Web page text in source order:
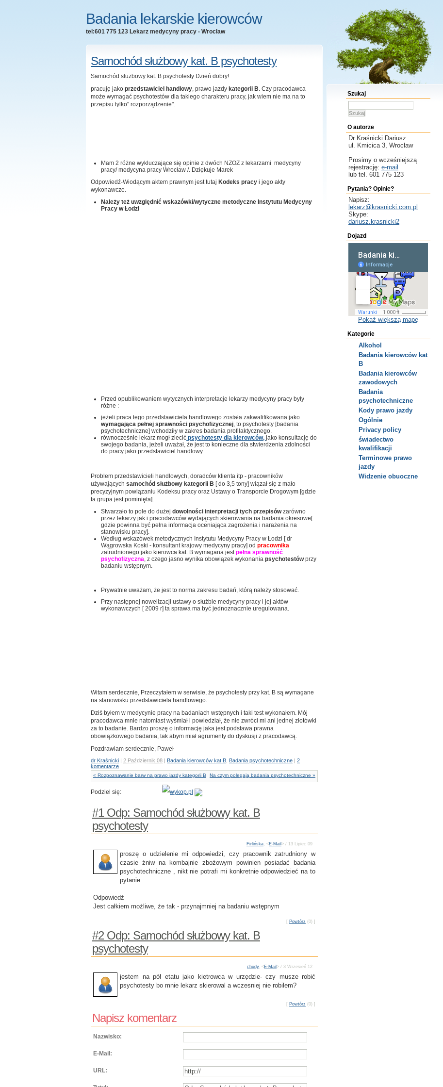
Badania lekarskie kierowców
tel:601 775 123 Lekarz medycyny pracy - Wrocław
Samochód służbowy kat. B psychotesty
Samochód służbowy kat. B psychotesty Dzień dobry!
pracuję jako przedstawiciel handlowy, prawo jazdy kategorii B. Czy pracodawca
może wymagać psychotestów dla takiego charakteru pracy, jak wiem nie ma na to
przepisu tylko" rozporządzenie".
Mam 2 różne wykluczające się opinie z dwóch NZOZ z lekarzami medycyny
pracy/ medycyna pracy Wrocław /. Dziękuje Marek
Odpowiedź-Wiodącym aktem prawnym jest tutaj Kodeks pracy i jego akty
wykonawcze.
Należy też uwzględnić wskazówki/wytyczne metodyczne Instytutu Medycyny
Pracy w Łodzi
Przed opublikowaniem wytycznych interpretacje lekarzy medycyny pracy były
różne :
jeżeli praca tego przedstawiciela handlowego została zakwalifikowana jako
wymagająca pełnej sprawności psychofizycznej, to psychotesty [badania
psychotechniczne] wchodziły w zakres badania profilaktycznego.
równocześnie lekarz mogł zlecić psychotesty dla kierowców, jako konsultację do
swojego badania, jeżeli uważał, że jest to konieczne dla stwierdzenia zdolności
do pracy jako przedstawiciel handlowy
Problem przedstawicieli handlowych, doradców klienta itp - pracowników
używających samochód służbowy kategorii B [ do 3,5 tony] wiązał się z mało
precyzyjnym powiązaniu Kodeksu pracy oraz Ustawy o Transporcie Drogowym [gdzie
ta grupa jest pominięta].
Stwarzało to pole do dużej dowolności interpretacji tych przepisówzarówno
przez lekarzy jak i pracodawców wydających skierowania na badania okresowe[
gdzie powinna być pełna informacja oceniająca zagrożenia i narażenia na
stanowisku pracy].
Według wskazówek metodycznych Instytutu Medycyny Pracy w Łodzi [ dr
Wągrowska Koski - konsultant krajowy medycyny pracy] od pracownika
zatrudnionego jako kierowca kat. B wymagana jestpełna sprawność
psychofizyczna, z czego jasno wynika obowiązek wykonania psychotestówprzy
badaniu wstępnym.
Prywatnie uważam, że jest to norma zakresu badań, którą należy stosować.
Przy następnej nowelizacji ustawy o służbie medycyny pracy i jej aktów
wykonawczych [ 2009 r] ta sprawa ma być jednoznacznie uregulowana.
Witam serdecznie, Przeczytałem w serwisie, że psychotesty przy kat. B są wymagane
na stanowisku przedstawiciela handlowego.
Dziś byłem w medycynie pracy na badaniach wstępnych i taki test wykonałem. Mój
pracodawca mnie natomiast wyśmiał i powiedział, że nie zwróci mi ani jednej złotówki
za to badanie. Bardzo proszę o informację jaka jest podstawa prawna
obowiązkowego badania, tak abym miał agrumenty do dyskusji z pracodawcą.
Pozdrawiam serdecznie, Paweł
dr Kraśnicki | 2 Październik 08 | Badania kierowców kat B Badania psychotechniczne | 2
komentarze
« Rozpoznawanie barw na prawo jazdy kategorii B Na czym polegają badania psychotechniczne »
Podziel się:
#1 Odp: Samochód służbowy kat. B
psychotesty
Firlińska, <E-Mail > / 13 Lipiec 09
proszę o udzielenie mi odpowiedzi, czy pracownik zatrudniony w
czasie żniw na kombajnie zbożowym powinien posiadać badania
psychotechniczne , nikt nie potrafi mi konkretnie odpowiedzieć na to
pytanie
Odpowiedź
Jest całkiem możliwe, że tak - przynajmniej na badaniu wstępnym
[ Powtórz (0) ]
#2 Odp: Samochód służbowy kat. B
psychotesty
chudy, <E-Mail > / 3 Wrzesień 12
jestem na pół etatu jako kietrowca w urzędzie- czy musze robić
psychotesty bo mnie lekarz skierowal a wczesniej nie robilem?
[ Powtórz (0) ]
Napisz komentarz
Nazwisko:
E-Mail:
URL:
Szukaj
Szukaj
O autorze
Dr Kraśnicki Dariusz
ul. Kmicica 3, Wrocław
Prosimy o wcześniejszą
rejestrację: e-mail
lub tel. 601 775 123
Pytania? Opinie?
Napisz:
lekarz@krasnicki.com.pl
Skype:
dariusz.krasnicki2
Dojazd
Pokaż większą mapę
Kategorie
Alkohol
Badania kierowców kat
B
Badania kierowców
zawodowych
Badania
psychotechniczne
Kody prawo jazdy
Ogólnie
Privacy policy
świadectwo
kwalifikacji
Terminowe prawo
jazdy
Widzenie obuoczne